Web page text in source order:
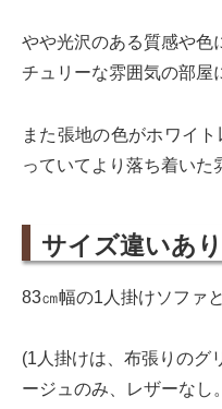
やや光沢のある質感や色
チュリーな雰囲気の部屋
また張地の色がホワイ
っていてより落ち着いた
サイズ違いあり
83㎝幅の1人掛けソファ
(1人掛けは、布張りのグ
ージュのみ、レザーなし